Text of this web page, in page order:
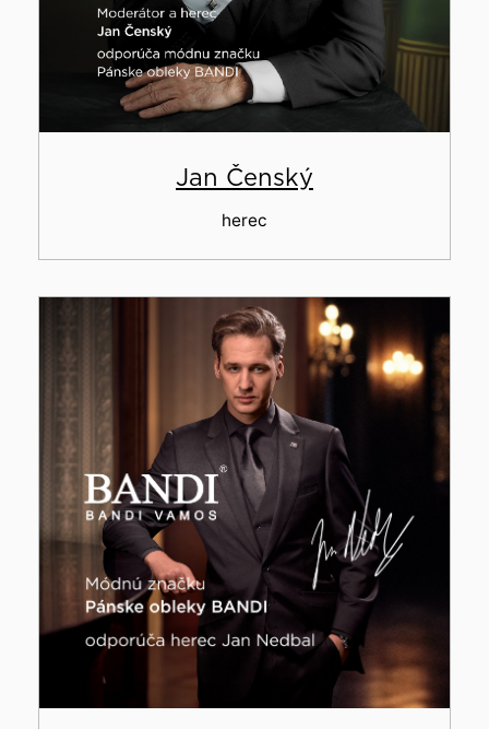
Jan Čenský
herec